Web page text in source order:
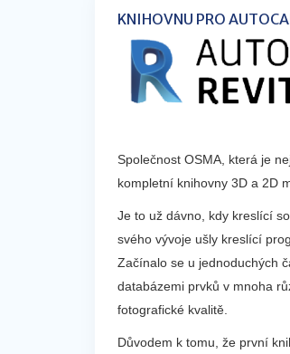
KNIHOVNU PRO
Společnost OSMA, která je
kompletní knihovny 3D a 2D
Je to už dávno, kdy kreslící
svého vývoje ušly kreslící
Začínalo se u jednoduchých
databázemi prvků v mnoha
fotografické kvalitě.
Důvodem k tomu, že první